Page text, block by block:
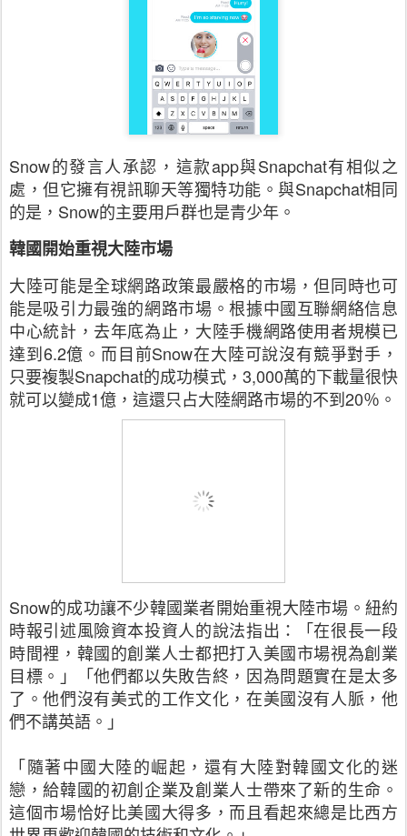
Snow的發言人承認，這款app與Snapchat有相似之
處，但它擁有視訊聊天等獨特功能。與Snapchat相同
的是， Snow的主要用戶群也是青少年。
韓國開始重視大陸市場
大陸可能是全球網路政策最嚴格的市場，但同時也可
能是吸引力最強的網路市場。根據中國互聯網絡信息
中心統計，去年底為止，大陸手機網路使用者規模已
達到6.2億。而目前Snow在大陸可說沒有競爭對手，
只要複製Snapchat的成功模式， 3,000萬的下載量很快
就可以變成1億，這還只占大陸網路市場的不到20％。
Snow的成功讓不少韓國業者開始重視大陸市場。紐約
時報引述風險資本投資人的說法指出：「在很長一段
時間裡，韓國的創業人士都把打入美國市場視為創業
目標。」「他們都以失敗告終，因為問題實在是太多
了。他們沒有美式的工作文化，在美國沒有人脈，他
們不講英語。」
「隨著中國大陸的崛起，還有大陸對韓國文化的迷
戀，給韓國的初創企業及創業人士帶來了新的生命。
這個市場恰好比美國大得多，而且看起來總是比西方